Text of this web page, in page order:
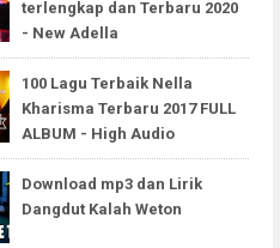
terlengkap dan Terbaru 2020
- New Adella
100 Lagu Terbaik Nella
Kharisma Terbaru 2017 FULL
ALBUM - High Audio
Download mp3 dan Lirik
Dangdut Kalah Weton